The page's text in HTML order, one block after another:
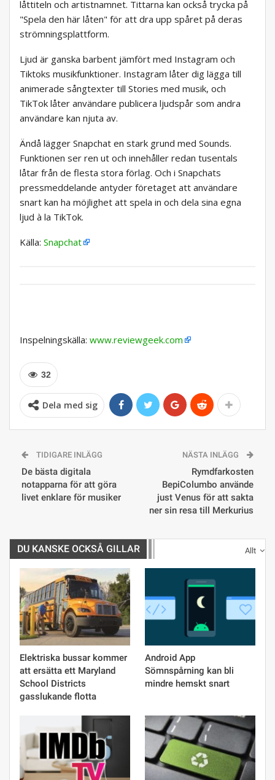
låttiteln och artistnamnet. Tittarna kan också trycka på
"Spela den här låten" för att dra upp spåret på deras
strömningsplattform.
Ljud är ganska barbent jämfört med Instagram och
Tiktoks musikfunktioner. Instagram låter dig lägga till
animerade sångtexter till Stories med musik, och
TikTok låter användare publicera ljudspår som andra
användare kan njuta av.
Ändå lägger Snapchat en stark grund med Sounds.
Funktionen ser ren ut och innehåller redan tusentals
låtar från de flesta stora förlag. Och i Snapchats
pressmeddelande antyder företaget att användare
snart kan ha möjlighet att spela in och dela sina egna
ljud à la TikTok.
Källa: Snapchat
Inspelningskälla: www.reviewgeek.com
32
Dela med sig
TIDIGARE INLÄGG
De bästa digitala
notapparna för att göra
livet enklare för musiker
NÄSTA INLÄGG
Rymdfarkosten
BepiColumbo använde
just Venus för att sakta
ner sin resa till Merkurius
Allt
DU KANSKE OCKSÅ GILLAR
Elektriska bussar kommer
att ersätta ett Maryland
School Districts
gasslukande flotta
Android App
Sömnspårning kan bli
mindre hemskt snart